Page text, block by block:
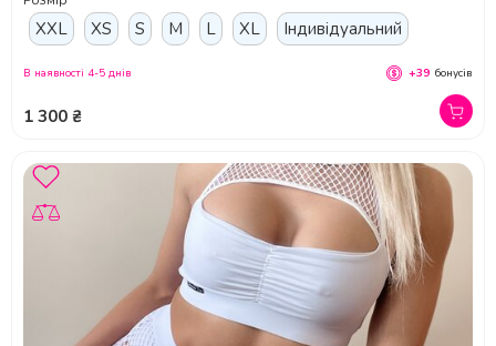
XXL XS S M L XL Індивідуальний
1 300 ₴
В наявності 4-5 днів +39 бонусів